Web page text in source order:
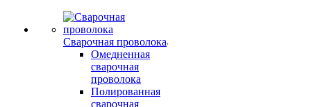
Сварочная проволока
Омедненная
сварочная
проволока
Полированная
сварочная